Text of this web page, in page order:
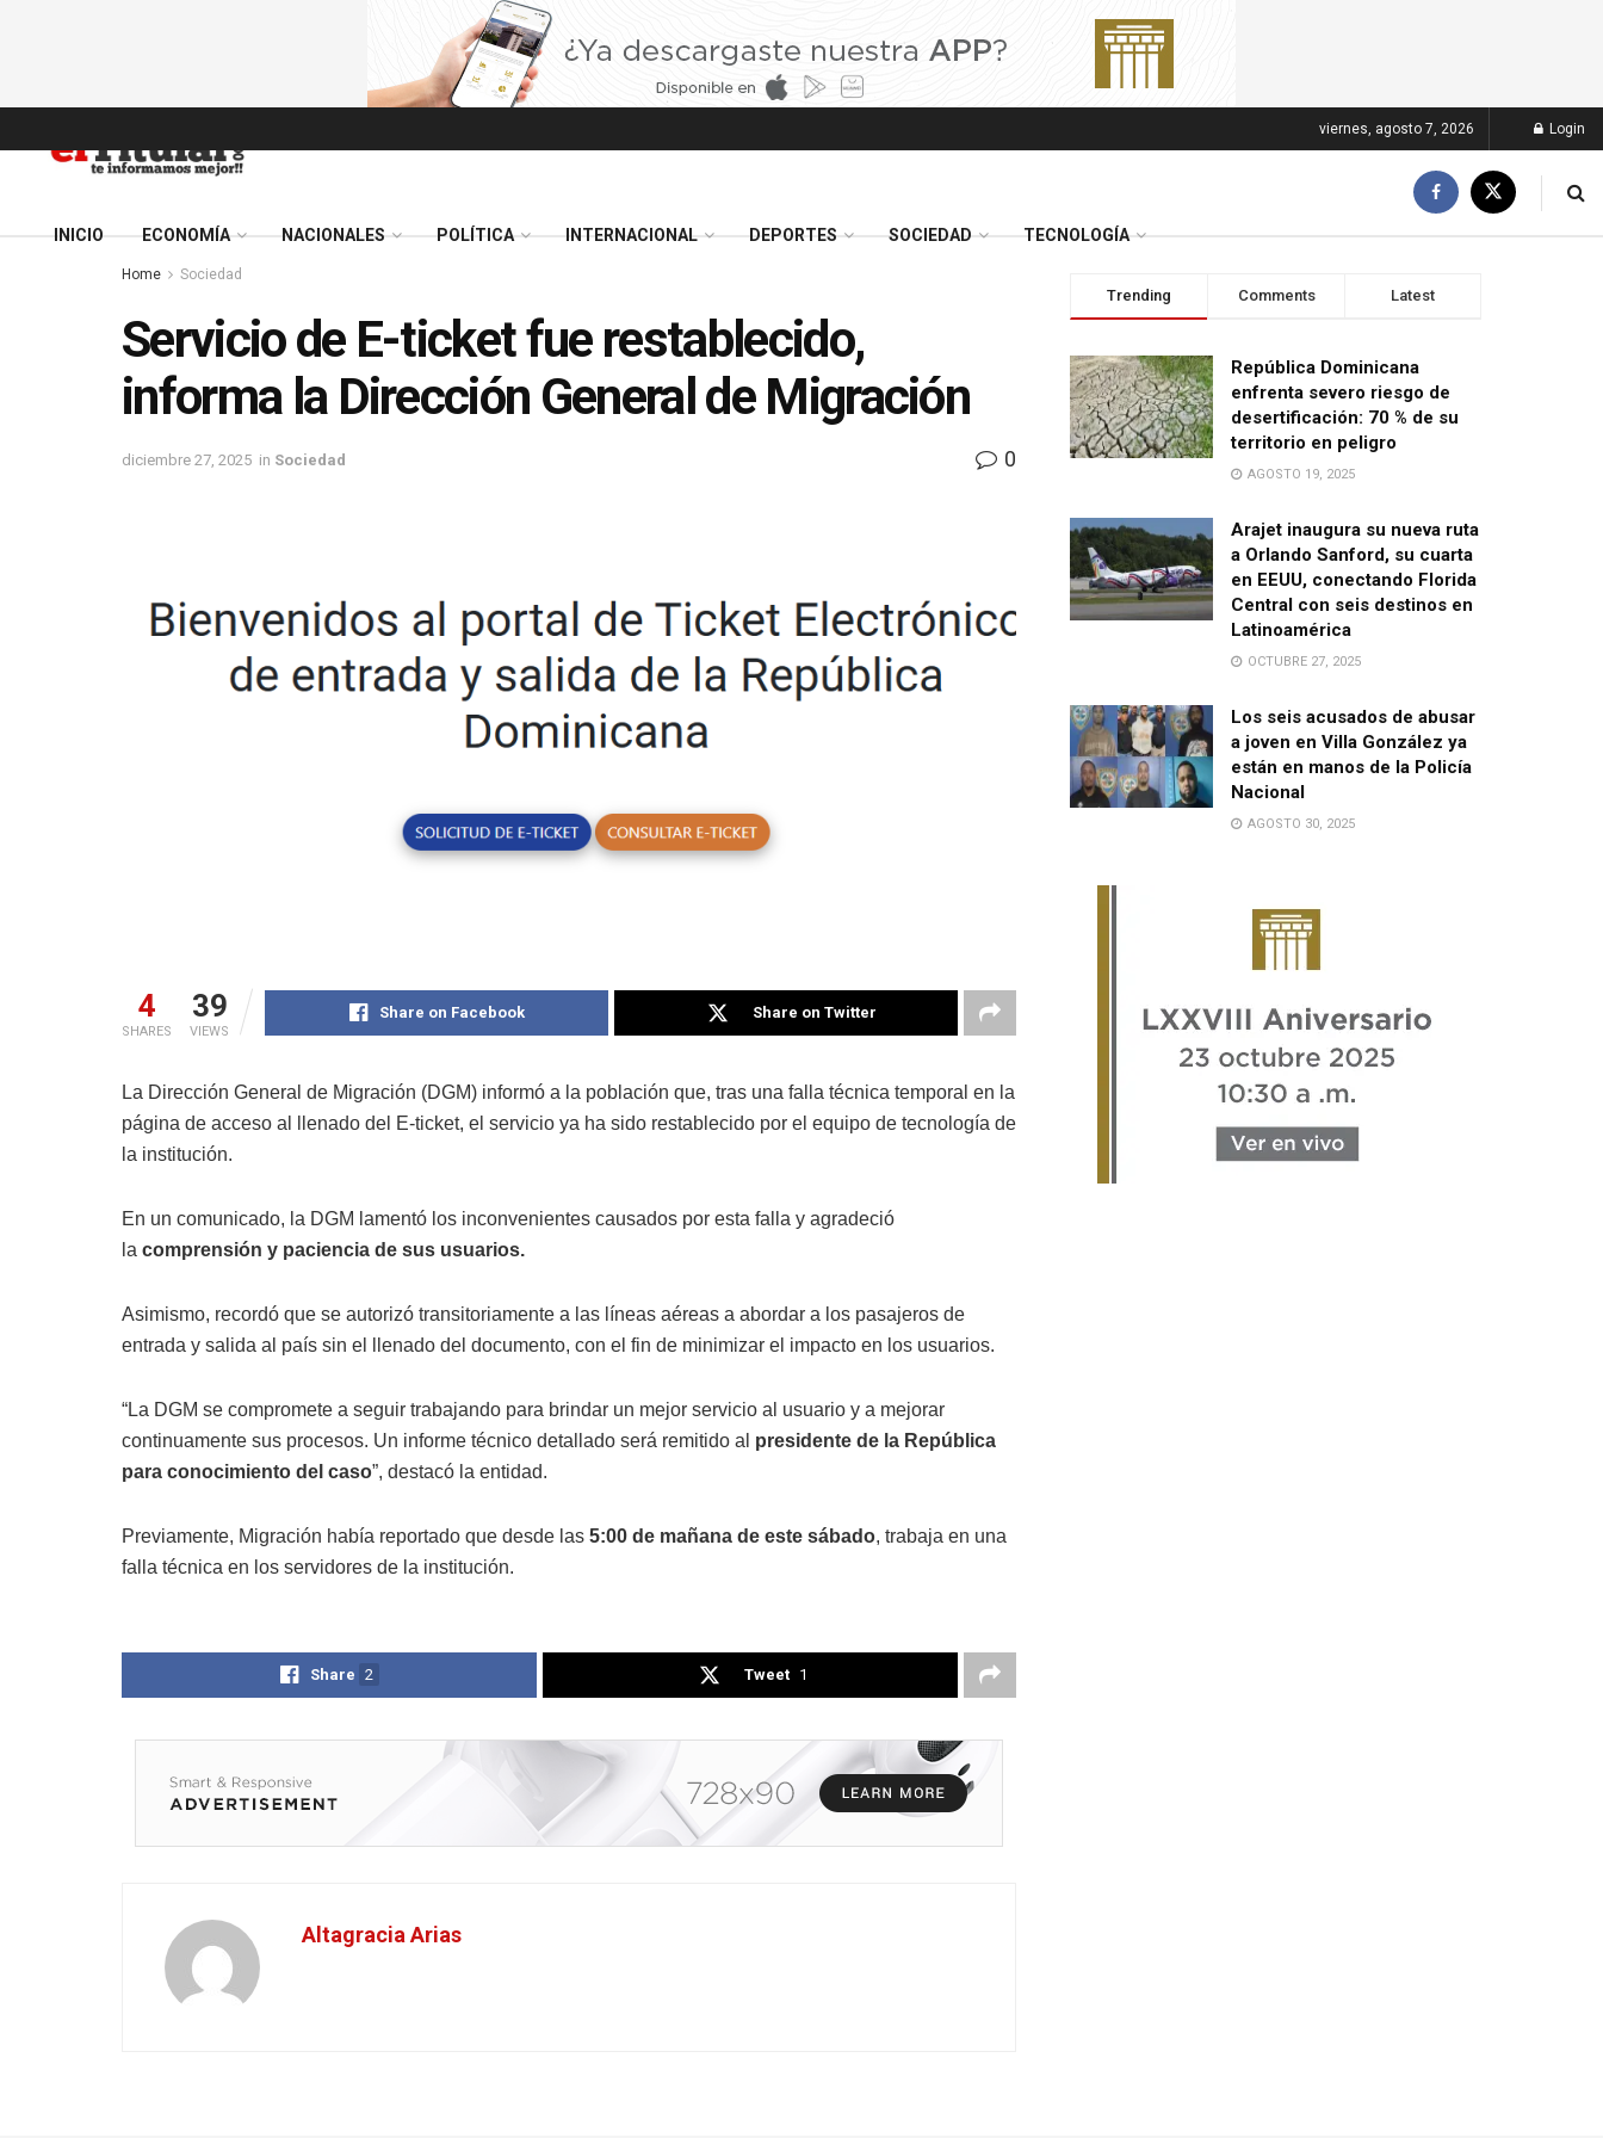
viernes, agosto 7, 2026 Login
INICIO ECONOMÍA NACIONALES POLÍTICA INTERNACIONAL DEPORTES SOCIEDAD TECNOLOGÍA
Home Sociedad
Servicio de E-ticket fue restablecido,
informa la Dirección General de Migración
diciembre 27, 2025 in Sociedad 0
4
SHARES
39
VIEWS
Share on Facebook Share on Twitter
La Dirección General de Migración (DGM) informó a la población que, tras una falla técnica temporal en la
página de acceso al llenado del E-ticket, el servicio ya ha sido restablecido por el equipo de tecnología de
la institución.
En un comunicado, la DGM lamentó los inconvenientes causados por esta falla y agradeció
la comprensión y paciencia de sus usuarios.
Asimismo, recordó que se autorizó transitoriamente a las líneas aéreas a abordar a los pasajeros de
entrada y salida al país sin el llenado del documento, con el fin de minimizar el impacto en los usuarios.
“La DGM se compromete a seguir trabajando para brindar un mejor servicio al usuario y a mejorar
continuamente sus procesos. Un informe técnico detallado será remitido al presidente de la República
para conocimiento del caso”, destacó la entidad.
Previamente, Migración había reportado que desde las 5:00 de mañana de este sábado, trabaja en una
falla técnica en los servidores de la institución.
Share 2 Tweet 1
Altagracia Arias
Trending Comments Latest
República Dominicana
enfrenta severo riesgo de
desertificación: 70 % de su
territorio en peligro
AGOSTO 19, 2025
Arajet inaugura su nueva ruta
a Orlando Sanford, su cuarta
en EEUU, conectando Florida
Central con seis destinos en
Latinoamérica
OCTUBRE 27, 2025
Los seis acusados de abusar
a joven en Villa González ya
están en manos de la Policía
Nacional
AGOSTO 30, 2025